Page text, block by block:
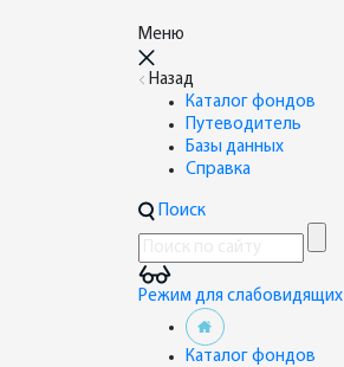
Меню
Назад
Каталог фондов
Путеводитель
Базы данных
Справка
Поиск
Режим для слабовидящих
Каталог фондов